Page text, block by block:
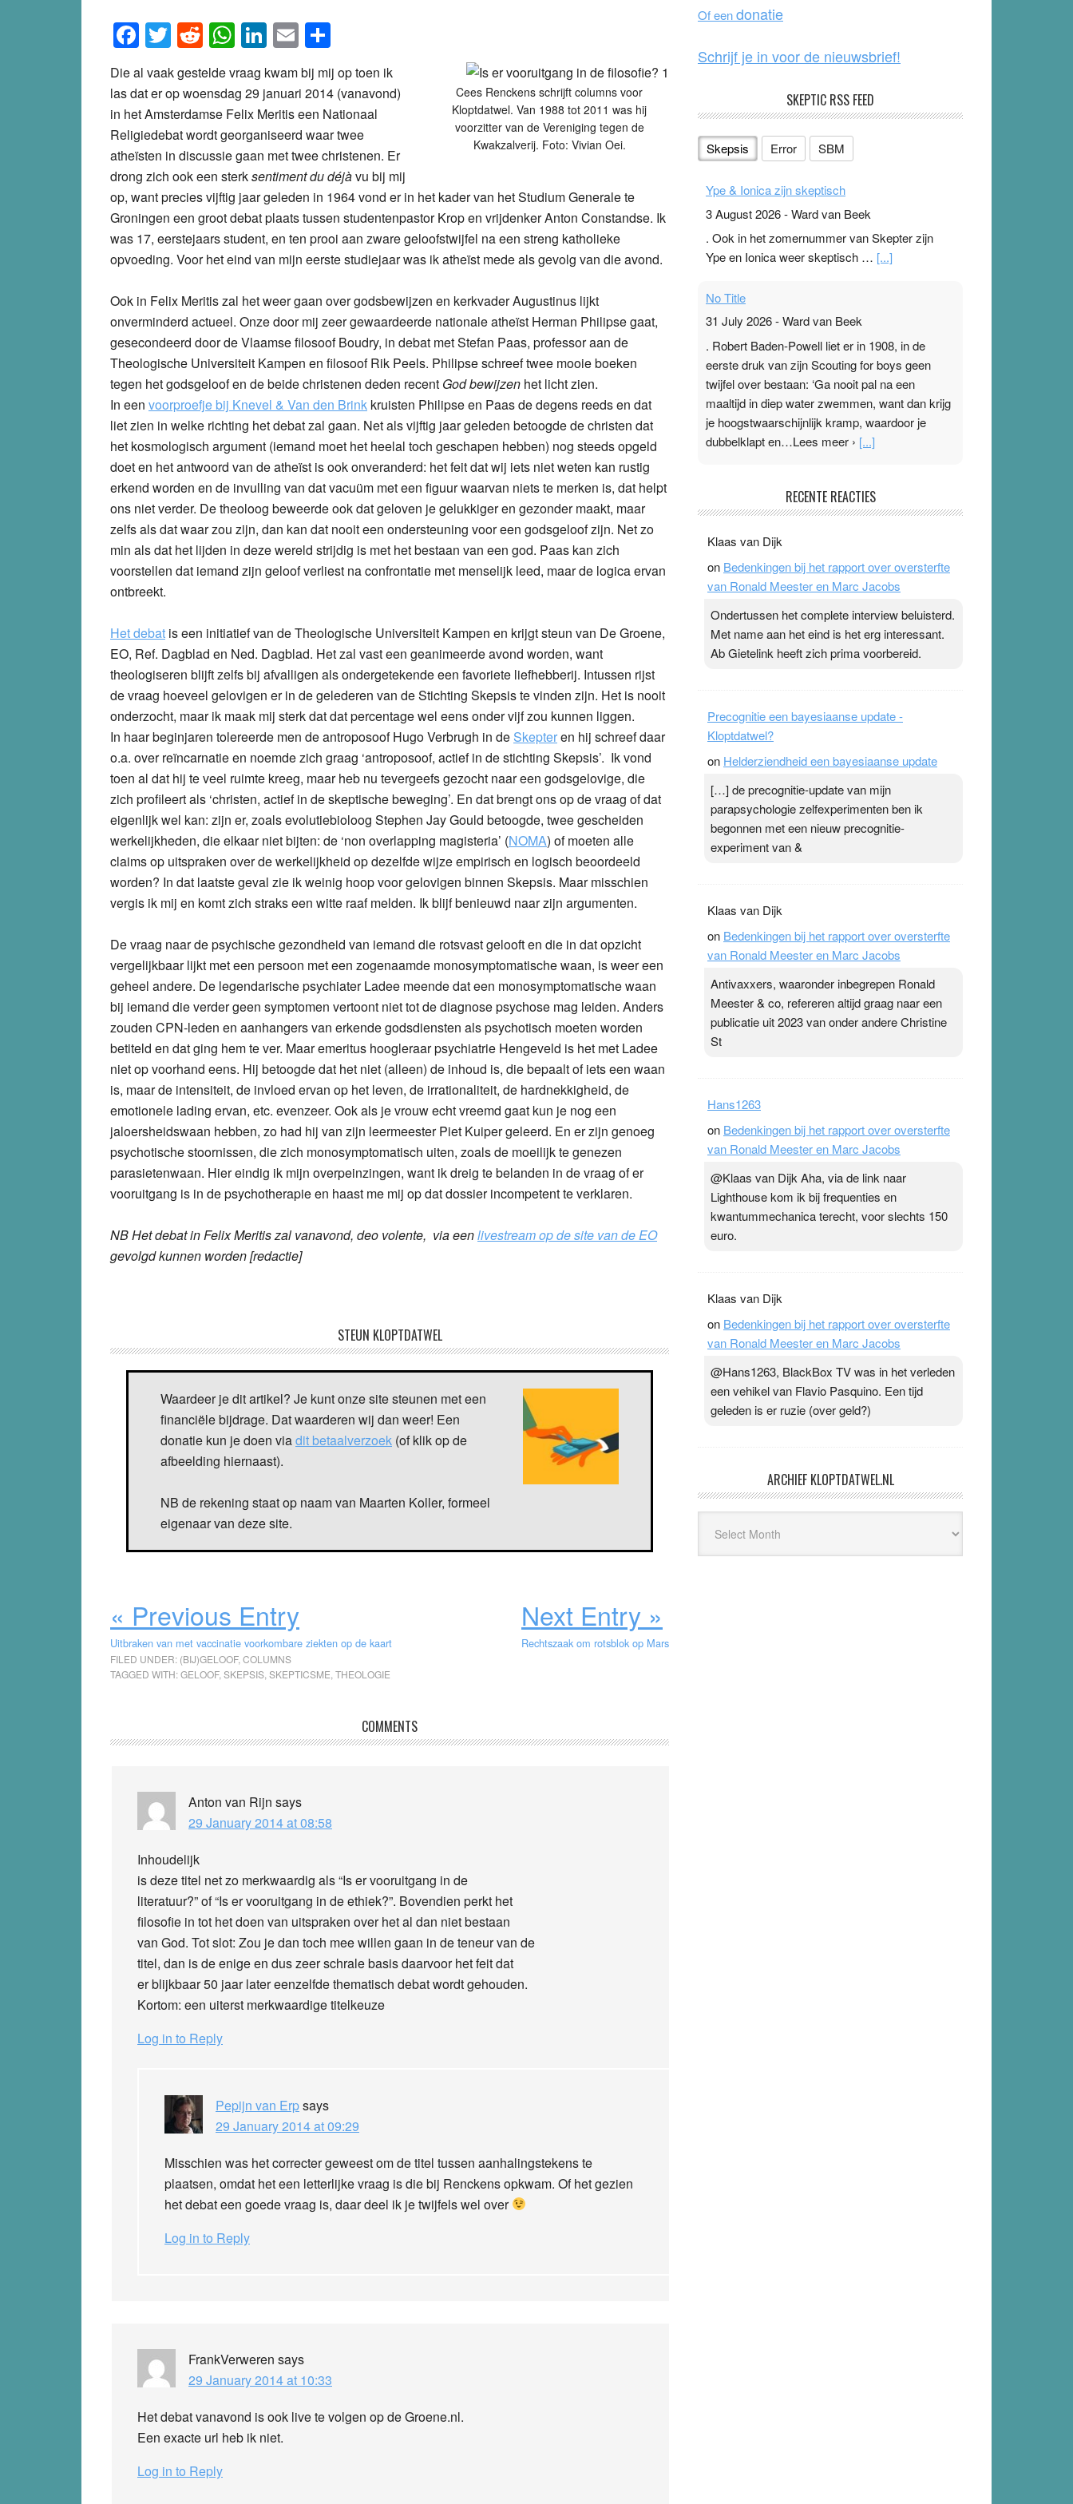
Facebook
Twitter
Reddit
WhatsApp
LinkedIn
Email
Cees Renckens schrijft columns voor
Kloptdatwel. Van 1988 tot 2011 was hij
voorzitter van de Vereniging tegen de
Kwakzalverij. Foto: Vivian Oei.
Die al vaak gestelde vraag kwam bij mij op toen ik
las dat er op woensdag 29 januari 2014 (vanavond)
in het Amsterdamse Felix Meritis een Nationaal
Religiedebat wordt georganiseerd waar twee
atheïsten in discussie gaan met twee christenen. Er
drong zich ook een sterksentiment du déjàvu bij mij
op, want precies vijftig jaar geleden in 1964 vond er in het kader van het Studium Generale te
Groningen een groot debat plaats tussen studentenpastor Krop en vrijdenker Anton Constandse. Ik
was 17, eerstejaars student, en ten prooi aan zware geloofstwijfel na een streng katholieke
opvoeding. Voor het eind van mijn eerste studiejaar was ik atheïst mede als gevolg van die avond.
Ook in Felix Meritis zal het weer gaan over godsbewijzen en kerkvader Augustinus lijkt
onverminderd actueel. Onze door mij zeer gewaardeerde nationale atheïst Herman Philipse gaat,
gesecondeerd door de Vlaamse filosoof Boudry, in debat met Stefan Paas, professor aan de
Theologische Universiteit Kampen en filosoof Rik Peels. Philipse schreef twee mooie boeken
tegen het godsgeloof en de beide christenen deden recent God bewijzen het licht zien.
In een voorproefje bij Knevel & Van den Brink kruisten Philipse en Paas de degens reeds en dat
liet zien in welke richting het debat zal gaan. Net als vijftig jaar geleden betoogde de christen dat
het kosmologisch argument (iemand moet het heelal toch geschapen hebben) nog steeds opgeld
doet en het antwoord van de atheïst is ook onveranderd: het feit dat wij iets niet weten kan rustig
erkend worden en de invulling van dat vacuüm met een figuur waarvan niets te merken is, dat helpt
ons niet verder. De theoloog beweerde ook dat geloven je gelukkiger en gezonder maakt, maar
zelfs als dat waar zou zijn, dan kan dat nooit een ondersteuning voor een godsgeloof zijn. Net zo
min als dat het lijden in deze wereld strijdig is met het bestaan van een god. Paas kan zich
voorstellen dat iemand zijn geloof verliest na confrontatie met menselijk leed, maar de logica ervan
ontbreekt.
Het debat is een initiatief van de Theologische Universiteit Kampen en krijgt steun van De Groene,
EO, Ref. Dagblad en Ned. Dagblad. Het zal vast een geanimeerde avond worden, want
theologiseren blijft zelfs bij afvalligen als ondergetekende een favoriete liefhebberij. Intussen rijst
de vraag hoeveel gelovigen er in de gelederen van de Stichting Skepsis te vinden zijn. Het is nooit
onderzocht, maar ik maak mij sterk dat dat percentage wel eens onder vijf zou kunnen liggen.
In haar beginjaren tolereerde men de antroposoof Hugo Verbrugh in de Skepteren hij schreef daar
o.a. over reïncarnatie en noemde zich graag ‘antroposoof, actief in de stichting Skepsis’. Ik vond
toen al dat hij te veel ruimte kreeg, maar heb nu tevergeefs gezocht naar een godsgelovige, die
zich profileert als ‘christen, actief in de skeptische beweging’. En dat brengt ons op de vraag of dat
eigenlijk wel kan: zijn er, zoals evolutiebioloog Stephen Jay Gould betoogde, twee gescheiden
werkelijkheden, die elkaar niet bijten: de ‘non overlapping magisteria’ (NOMA) of moeten alle
claims op uitspraken over de werkelijkheid op dezelfde wijze empirisch en logisch beoordeeld
worden? In dat laatste geval zie ik weinig hoop voor gelovigen binnen Skepsis. Maar misschien
vergis ik mij en komt zich straks een witte raaf melden. Ik blijf benieuwd naar zijn argumenten.
De vraag naar de psychische gezondheid van iemand die rotsvast gelooft en die in dat opzicht
vergelijkbaar lijkt met een persoon met een zogenaamde monosymptomatische waan, is weer een
geheel andere. De legendarische psychiater Ladee meende dat een monosymptomatische waan
bij iemand die verder geen symptomen vertoont niet tot de diagnose psychose mag leiden. Anders
zouden CPN-leden en aanhangers van erkende godsdiensten als psychotisch moeten worden
betiteld en dat ging hem te ver. Maar emeritus hoogleraar psychiatrie Hengeveld is het met Ladee
niet op voorhand eens. Hij betoogde dat het niet (alleen) de inhoud is, die bepaalt of iets een waan
is, maar de intensiteit, de invloed ervan op het leven, de irrationaliteit, de hardnekkigheid, de
emotionele lading ervan, etc. evenzeer. Ook als je vrouw echt vreemd gaat kun je nog een
jaloersheidswaan hebben, zo had hij van zijn leermeester Piet Kuiper geleerd. En er zijn genoeg
psychotische stoornissen, die zich monosymptomatisch uiten, zoals de moeilijk te genezen
parasietenwaan. Hier eindig ik mijn overpeinzingen, want ik dreig te belanden in de vraag of er
vooruitgang is in de psychotherapie en haast me mij op dat dossier incompetent te verklaren.
NB Het debat in Felix Meritis zal vanavond, deo volente, via eenlivestream op de site van de EO
gevolgd kunnen worden [redactie]
STEUN KLOPTDATWEL
Waardeer je dit artikel? Je kunt onze site steunen met een
financiële bijdrage. Dat waarderen wij dan weer! Een
donatie kun je doen viadit betaalverzoek (of klik op de
afbeelding hiernaast).
NB de rekening staat op naam van Maarten Koller, formeel
eigenaar van deze site.
« Previous Entry
Uitbraken van met vaccinatie voorkombare ziekten op de kaart
Next Entry »
Rechtszaak om rotsblok op Mars
FILED UNDER: (BIJ)GELOOF, COLUMNS
TAGGED WITH:GELOOF, SKEPSIS SKEPTICSME THEOLOGIE
Interactions
COMMENTS
Anton van Rijn says
29 January 2014 at 08:58
Inhoudelijk
is deze titel net zo merkwaardig als “Is er vooruitgang in de
literatuur?” of “Is er vooruitgang in de ethiek?”. Bovendien perkt het
filosofie in tot het doen van uitspraken over het al dan niet bestaan
van God. Tot slot: Zou je dan toch mee willen gaan in de teneur van de
titel, dan is de enige en dus zeer schrale basis daarvoor het feit dat
er blijkbaar 50 jaar later eenzelfde thematisch debat wordt gehouden.
Kortom: een uiterst merkwaardige titelkeuze
Log in to Reply
Pepijn van Erpsays
29 January 2014 at 09:29
Misschien was het correcter geweest om de titel tussen aanhalingstekens te
plaatsen, omdat het een letterlijke vraag is die bij Renckens opkwam. Of het gezien
het debat een goede vraag is, daar deel ik je twijfels wel over
Log in to Reply
FrankVerweren says
29 January 2014 at 10:33
Het debat vanavond is ook live te volgen op de Groene.nl.
Een exacte url heb ik niet.
Log in to Reply
k
Of eendonatie
Schrijf je in voor de nieuwsbrief!
SKEPTIC RSS FEED
Skepsis Error SBM
Ype & Ionica zijn skeptisch
3 August 2026-Ward van Beek
. Ook in het zomernummer van Skepter zijn
Ype en Ionica weer skeptisch … [...]
No Title
31 July 2026-Ward van Beek
. Robert Baden-Powell liet er in 1908, in de
eerste druk van zijn Scouting for boys geen
twijfel over bestaan: ‘Ga nooit pal na een
maaltijd in diep water zwemmen, want dan krijg
je hoogstwaarschijnlijk kramp, waardoor je
dubbelklapt en…Lees meer › [...]
Ward van Beek
topsporters. Ze hopen ermee hun hartslag te
verlagen terwijl ze meer zuurstof opnemen.
Daarop heeft zo’n pleister geen effect. Maar het
zijn. Door…Lees meer Pleisterplakkers in de
topspsort › [...]
RECENTE REACTIES
Klaas van Dijk
on Bedenkingen bij het rapport over oversterfte
van Ronald Meester en Marc Jacobs
Ondertussen het complete interview beluisterd.
Met name aan het eind is het erg interessant.
Ab Gietelink heeft zich prima voorbereid.
Precognitie een bayesiaanse update -
Kloptdatwel?
on Helderziendheid een bayesiaanse update
[…] de precognitie-update van mijn
parapsychologie zelfexperimenten ben ik
begonnen met een nieuw precognitie-
experiment van &
Klaas van Dijk
on Bedenkingen bij het rapport over oversterfte
van Ronald Meester en Marc Jacobs
Antivaxxers, waaronder inbegrepen Ronald
Meester & co, refereren altijd graag naar een
publicatie uit 2023 van onder andere Christine
St
Hans1263
on Bedenkingen bij het rapport over oversterfte
van Ronald Meester en Marc Jacobs
@Klaas van Dijk Aha, via de link naar
Lighthouse kom ik bij frequenties en
kwantummechanica terecht, voor slechts 150
euro.
Klaas van Dijk
on Bedenkingen bij het rapport over oversterfte
van Ronald Meester en Marc Jacobs
@Hans1263, BlackBox TV was in het verleden
een vehikel van Flavio Pasquino. Een tijd
geleden is er ruzie (over geld?)
ARCHIEF KLOPTDATWEL.NL
Kloptdatwel.nl